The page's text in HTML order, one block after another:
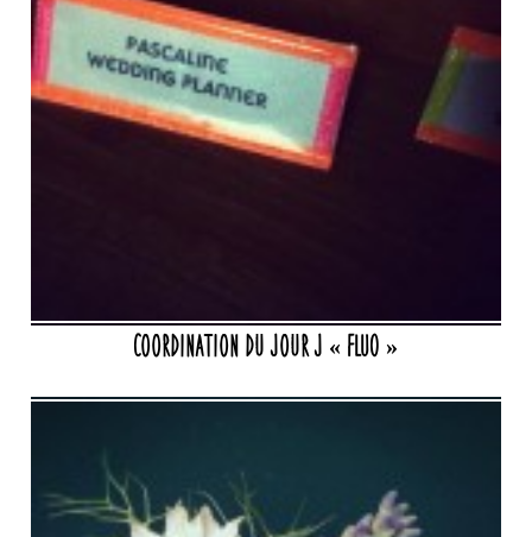
Coordination du Jour J « FLUO »